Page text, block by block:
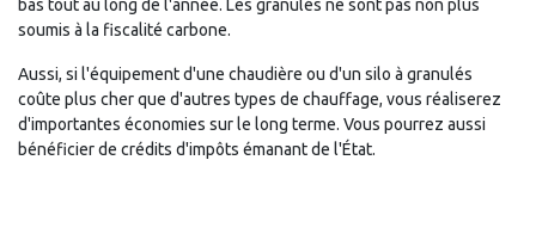
bas tout au long de l'année. Les granulés ne sont pas non plus
soumis à la fiscalité carbone.
Aussi, si l'équipement d'une chaudière ou d'un silo à granulés
coûte plus cher que d'autres types de chauffage, vous réaliserez
d'importantes économies sur le long terme. Vous pourrez aussi
bénéficier de crédits d'impôts émanant de l'État.